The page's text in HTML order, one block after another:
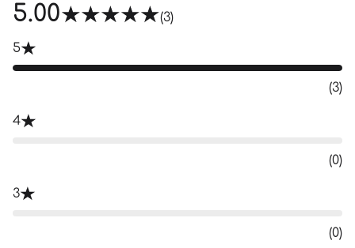
5.00 (3)
5
(3)
4
(0)
3
(0)